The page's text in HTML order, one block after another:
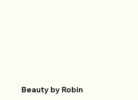
Beauty by Robin